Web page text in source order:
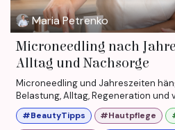
Maria Petrenko
Microneedling nach
Alltag und Nachsorge
Microneedling und Jahreszeiten
Belastung, Alltag, Regeneration und
#BeautyTipps #Hautpflege